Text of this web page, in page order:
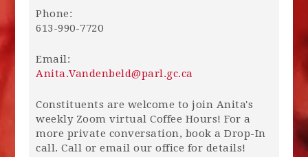
Phone:
613-990-7720
Email:
Anita.Vandenbeld@parl.gc.ca
Constituents are welcome to join Anita's
weekly Zoom virtual Coffee Hours! For a
more private conversation, book a Drop-In
call. Call or email our office for details!